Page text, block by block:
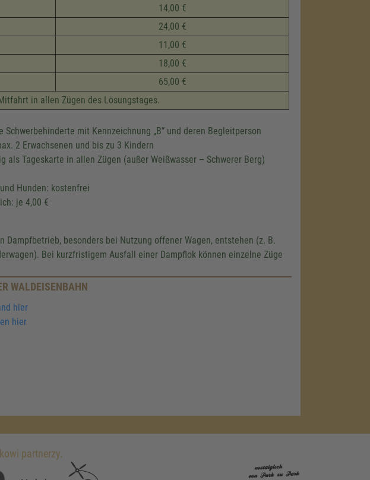
14,00 €
24,00 €
11,00 €
18,00 €
65,00 €
in allen Zügen des Lösungstages.
Schwerbehinderte mit Kennzeichnung B und deren Begleitperson
2 Erwachsenen und bis zu 3 Kindern
als Tageskarte in allen Zügen (außer Weißwasser – Schwerer Berg)
Hunden: kostenfrei
je 4,00 €
Dampfbetrieb, besonders bei Nutzung offener Wagen, entstehen (z. B.
Bei kurzfristigem Ausfall einer Dampflok können einzelne Züge
WALDEISENBAHN
hier
hier
partnerzy.